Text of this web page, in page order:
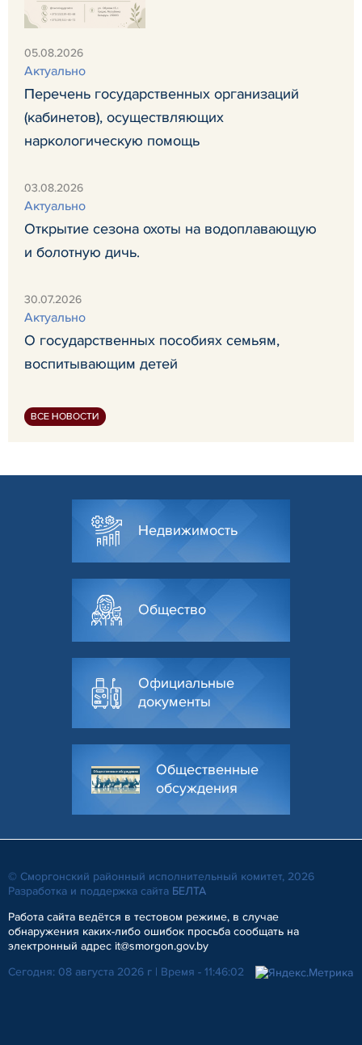
05.08.2026
Актуально
Перечень государственных организаций
(кабинетов), осуществляющих
наркологическую помощь
03.08.2026
Актуально
Открытие сезона охоты на водоплавающую
и болотную дичь.
30.07.2026
Актуально
О государственных пособиях семьям,
воспитывающим детей
ВСЕ НОВОСТИ
Недвижимость
Общество
Официальные
документы
Общественные
обсуждения
© Сморгонский районный исполнительный комитет, 2026
Разработка и поддержка сайта БЕЛТА
Работа сайта ведётся в тестовом режиме, в случае
обнаружения каких-либо ошибок просьба сообщать на
электронный адрес it@smorgon.gov.by
Сегодня: 08 августа 2026 г | Время - 11:46:02